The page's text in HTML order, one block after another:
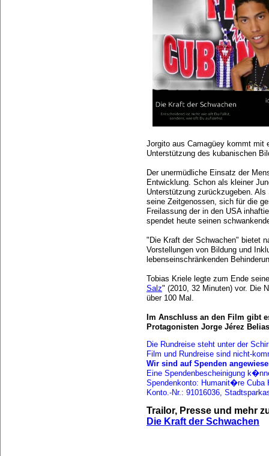
Jorgito aus Camagüey kommt mit
Unterstützung des kubanischen
Der unermüdliche Einsatz der
Entwicklung. Schon als kleiner
Unterstützung zurückzugeben.
seine Zeitgenossen, sich für die
Freilassung der in den USA
spendet heute seinen
"Die Kraft der Schwachen" bietet
Vorstellungen von Bildung und
lebenseinschränkenden
Tobias Kriele legte zum Ende
Salz" (2010, 32 Minuten) vor. Die
über 100 Mal.
Im Anschluss an den Film gibt
Protagonisten Jorge Jérez
Die Rundreise steht unter der
Film und Rundreise sind nicht-
Wir sind auf Spenden
Eine Spendenbescheinigung
Spendenkonto: Humanit�re Cuba
Konto.-Nr.: 91016036,
Trailor, Presse und mehr
Die Kraft der Schwachen